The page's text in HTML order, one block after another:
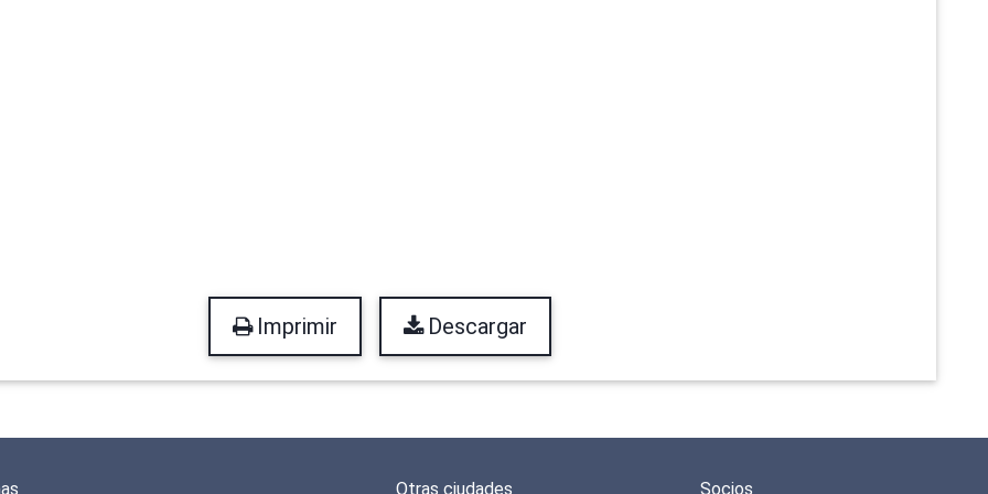
Imprimir Descargar
Otras ciudades Socios